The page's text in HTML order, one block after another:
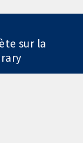
sur la